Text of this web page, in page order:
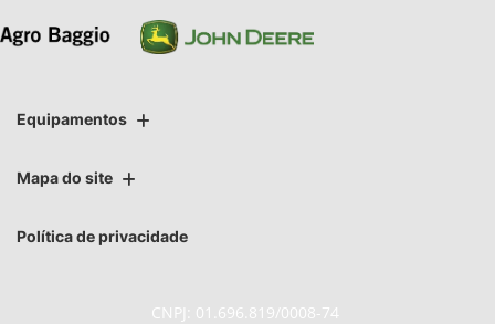
Equipamentos
Mapa do site
Política de privacidade
CNPJ: 01.696.819/0008-74